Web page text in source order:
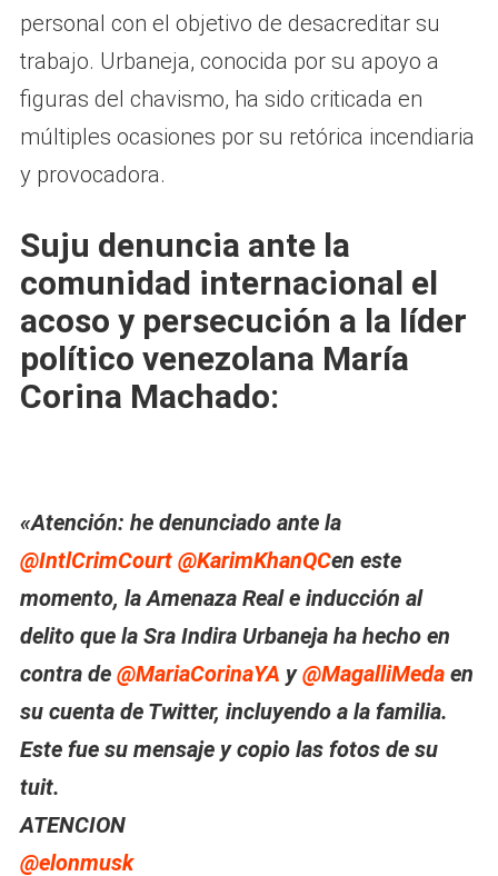
personal con el objetivo de desacreditar su
trabajo. Urbaneja, conocida por su apoyo a
figuras del chavismo, ha sido criticada en
múltiples ocasiones por su retórica incendiaria
y provocadora.
Suju denuncia ante la
comunidad internacional el
acoso y persecución a la líder
político venezolana María
Corina Machado:
«Atención: he denunciado ante la
@IntlCrimCourt @KarimKhanQCen este
momento, la Amenaza Real e inducción al
delito que la Sra Indira Urbaneja ha hecho en
contra de @MariaCorinaYA y@MagalliMeda en
su cuenta de Twitter, incluyendo a la familia.
Este fue su mensaje y copio las fotos de su
tuit.
ATENCION
@elonmusk